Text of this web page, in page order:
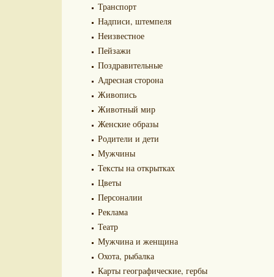
Транспорт
Надписи, штемпеля
Неизвестное
Пейзажи
Поздравительные
Адресная сторона
Живопись
Животный мир
Женские образы
Родители и дети
Мужчины
Тексты на открытках
Цветы
Персоналии
Реклама
Театр
Мужчина и женщина
Охота, рыбалка
Карты географические, гербы